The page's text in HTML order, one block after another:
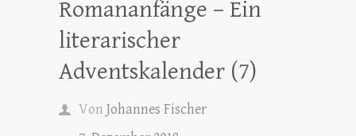
Romananfänge – Ein
literarischer
Adventskalender (7)
Von Johannes Fischer